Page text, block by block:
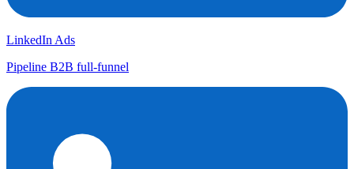
LinkedIn Ads
Pipeline B2B full-funnel